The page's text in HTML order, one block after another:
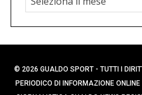
r
c
h
i
v
© 2026 GUALDO SPORT - TUTTI I
PERIODICO DI INFORMAZIONE